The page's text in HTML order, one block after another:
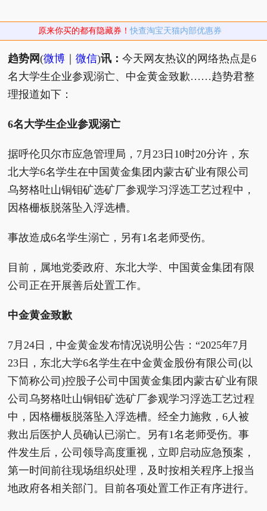
原来你买的都有隐藏券！快查淘宝天猫内部优惠券
趋势网(微博 ｜微信)讯：今天网友热议的网络热点是6
名大学生企业参观溺亡、中金黄金致歉……趋势君整
理报道如下：
6名大学生企业参观溺亡
据呼伦贝尔市应急管理局，7月23日10时20分许，东
北大学6名学生在中国黄金集团内蒙古矿业有限公司
乌努格吐山铜钼矿选矿厂参观学习浮选工艺过程中，
因格栅板脱落坠入浮选槽。
事故造成6名学生溺亡，另有1名老师受伤。
目前，属地党委政府、东北大学、中国黄金集团有限
公司正在开展善后处置工作。
中金黄金致歉
7月24日，中金黄金发布情况说明公告：“2025年7月
23日，东北大学6名学生在中金黄金股份有限公司(以
下简称公司)控股子公司中国黄金集团内蒙古矿业有限
公司乌努格吐山铜钼矿选矿厂参观学习浮选工艺过程
中，因格栅板脱落坠入浮选槽。经全力施救，6人被
救出后医护人员确认已溺亡。另有1名老师受伤。事
件发生后，公司领导高度重视，立即启动应急预案，
第一时间前往现场组织处理，及时按相关程序上报当
地政府各相关部门。目前各项处置工作正有序进行。